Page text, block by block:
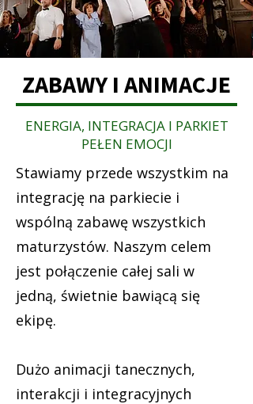
ZABAWY I ANIMACJE
ENERGIA, INTEGRACJA I PARKIET
PEŁEN EMOCJI
​Stawiamy przede wszystkim na
integrację na parkiecie i
wspólną zabawę wszystkich
maturzystów. Naszym celem
jest połączenie całej sali w
jedną, świetnie bawiącą się
ekipę.
Dużo animacji tanecznych,
interakcji i integracyjnych